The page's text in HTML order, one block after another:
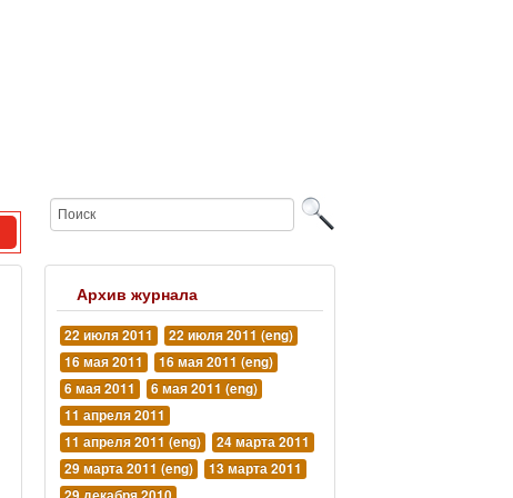
Архив журнала
22 июля 2011
22 июля 2011 (eng)
16 мая 2011
16 мая 2011 (eng)
6 мая 2011
6 мая 2011 (eng)
11 апреля 2011
11 апреля 2011 (eng)
24 марта 2011
29 марта 2011 (eng)
13 марта 2011